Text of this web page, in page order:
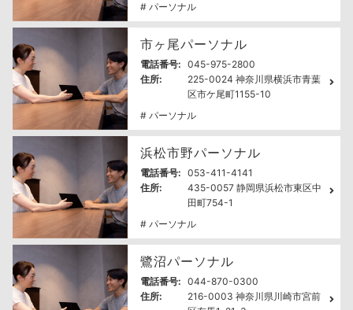
# パーソナル
市ヶ尾パーソナル
電話番号: 045-975-2800
住所:
225-0024 神奈川県横浜市青葉
区市ケ尾町1155-10
# パーソナル
浜松市野パーソナル
電話番号: 053-411-4141
住所:
435-0057 静岡県浜松市東区中
田町754-1
# パーソナル
鷺沼パーソナル
電話番号: 044-870-0300
住所:
216-0003 神奈川県川崎市宮前